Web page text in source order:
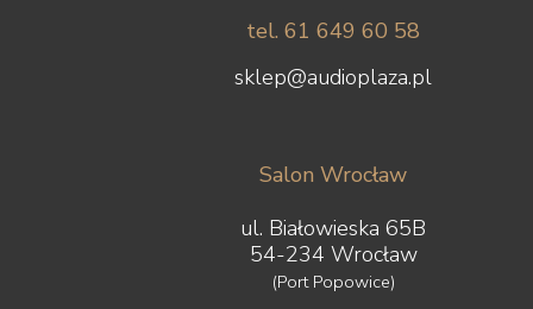
tel. 61 649 60 58
sklep@audioplaza.pl
Salon Wrocław
ul. Białowieska 65B
54-234 Wrocław
(Port Popowice)